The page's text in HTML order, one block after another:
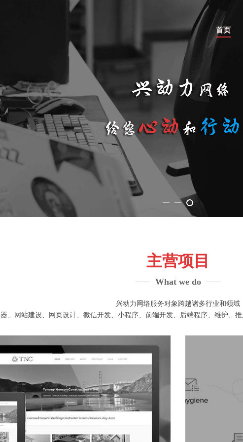
首页
主营项目
What we do
兴动力网络服务对象跨越诸多行业和领域
、网站建设、网页设计、微信开发、小程序、前端开发、后端程序、维护、